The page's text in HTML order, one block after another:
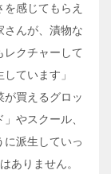
感じてもらえ
さんが、漬物な
レクチャーして
ています」
が買えるグロッ
やスクール、
に派生していっ
ありません。